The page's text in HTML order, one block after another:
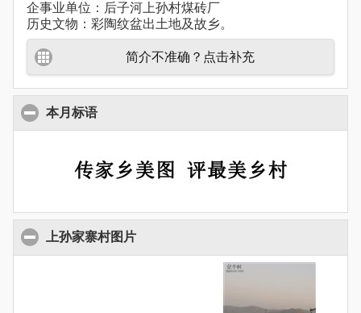
企事业单位：后子河上孙村煤砖厂
历史文物：彩陶纹盆出土地及故乡。
简介不准确？点击补充
本月标语
上孙家寨村图片